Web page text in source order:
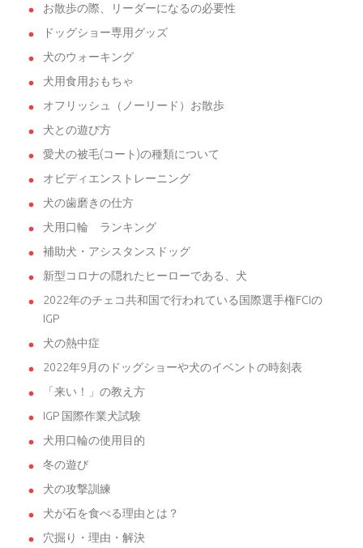
お散歩の際、リーダーになるの必要性
ドッグショー専用グッズ
犬のウォーキング
犬用食用おもちゃ
オフリッシュ（ノーリード）お散歩
犬との遊び方
愛犬の被毛(コート)の種類について
オビディエンストレーニング
犬の歯磨きの仕方
犬用口輪 ランキング
補助犬・アシスタンスドッグ
新型コロナの隠れたヒーローである、犬
2022年のチェコ共和国で行われている国際選手権FCIの
IGP
犬の熱中症
2022年9月のドッグショーや犬のイベントの時刻表
「来い！」の教え方
IGP 国際作業犬試験
犬用口輪の使用目的
冬の遊び
犬の攻撃訓練
犬が石を食べる理由とは？
穴掘り・理由・解決